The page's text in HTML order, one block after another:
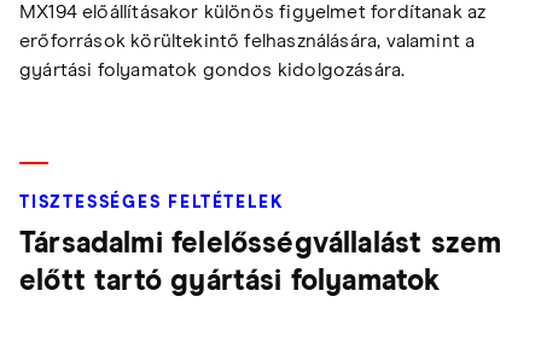
MX194 előállításakor különös figyelmet fordítanak az
erőforrások körültekintő felhasználására, valamint a
gyártási folyamatok gondos kidolgozására.
TISZTESSÉGES FELTÉTELEK
Társadalmi felelősségvállalást szem
előtt tartó gyártási folyamatok